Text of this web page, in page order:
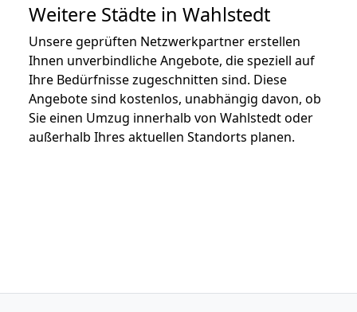
Weitere Städte in Wahlstedt
Unsere geprüften Netzwerkpartner erstellen
Ihnen unverbindliche Angebote, die speziell auf
Ihre Bedürfnisse zugeschnitten sind. Diese
Angebote sind kostenlos, unabhängig davon, ob
Sie einen Umzug innerhalb von Wahlstedt oder
außerhalb Ihres aktuellen Standorts planen.